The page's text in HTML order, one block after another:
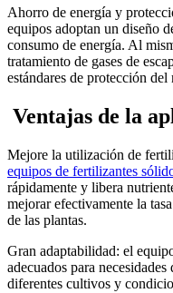
Ahorro de energía y
equipos adoptan un diseño
consumo de energía. Al
tratamiento de gases de
estándares de protección del
Ventajas de la
Mejore la utilización de
equipos de fertilizantes
rápidamente y libera
mejorar efectivamente la
de las plantas.
Gran adaptabilidad: el
adecuados para
diferentes cultivos y